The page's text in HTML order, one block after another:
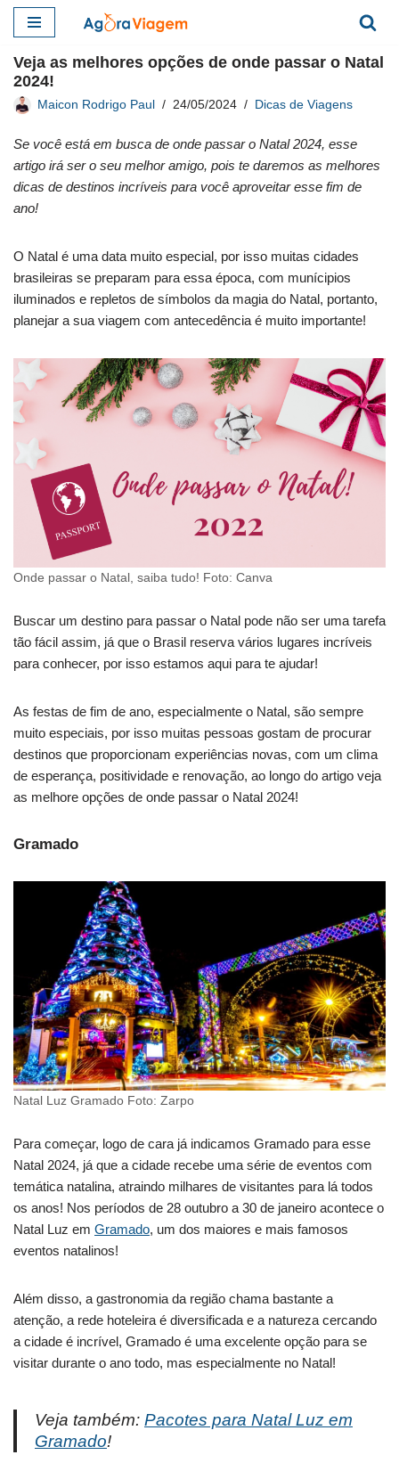
para
o
conteúdo
Veja as melhores opções de onde passar o Natal
2024!
Maicon Rodrigo Paul 24/05/2024 Dicas de Viagens
Se você está em busca de onde passar o Natal 2024, esse
artigo irá ser o seu melhor amigo, pois te daremos as melhores
dicas de destinos incríveis para você aproveitar esse fim de
ano!
O Natal é uma data muito especial, por isso muitas cidades
brasileiras se preparam para essa época, com munícipios
iluminados e repletos de símbolos da magia do Natal, portanto,
planejar a sua viagem com antecedência é muito importante!
Onde passar o Natal, saiba tudo! Foto: Canva
Buscar um destino para passar o Natal pode não ser uma tarefa
tão fácil assim, já que o Brasil reserva vários lugares incríveis
para conhecer, por isso estamos aqui para te ajudar!
As festas de fim de ano, especialmente o Natal, são sempre
muito especiais, por isso muitas pessoas gostam de procurar
destinos que proporcionam experiências novas, com um clima
de esperança, positividade e renovação, ao longo do artigo veja
as melhore opções de onde passar o Natal 2024!
Gramado
Natal Luz Gramado Foto: Zarpo
Para começar, logo de cara já indicamos Gramado para esse
Natal 2024, já que a cidade recebe uma série de eventos com
temática natalina, atraindo milhares de visitantes para lá todos
os anos! Nos períodos de 28 outubro a 30 de janeiro acontece o
Natal Luz em Gramado, um dos maiores e mais famosos
eventos natalinos!
Além disso, a gastronomia da região chama bastante a
atenção, a rede hoteleira é diversificada e a natureza cercando
a cidade é incrível, Gramado é uma excelente opção para se
visitar durante o ano todo, mas especialmente no Natal!
Veja também: Pacotes para Natal Luz em
Gramado!